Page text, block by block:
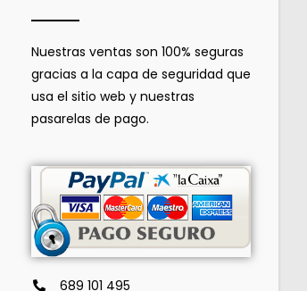
Nuestras ventas son 100% seguras
gracias a la capa de seguridad que
usa el sitio web y nuestras
pasarelas de pago.
689 101 495